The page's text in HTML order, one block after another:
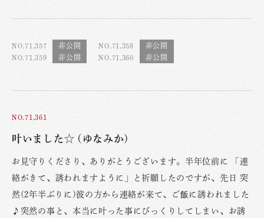
NO.71,357
NO.71,358
NO.71,359
NO.71,360
NO.71,361
叶いました☆ (ゆなみか)
お見守りくださり、ありがとうございます。半年位前に 「連
絡がきて、誘われますように」と祈願したのですが、先日 突
然(2年半ぶりに)彼の方から連絡が来て、ご飯に誘われました
♪突然の事と、本当に叶った事にびっくりしてしまい、お誘